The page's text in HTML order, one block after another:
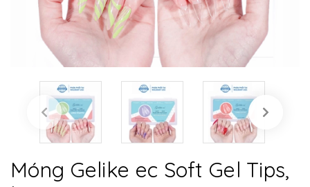
Móng Gelike ec Soft Gel Tips,